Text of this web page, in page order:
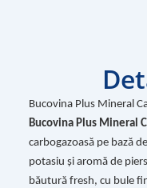
Bucovina Plus Mineral
Bucovina Plus Mineral
carbogazoasă pe bază
potasiu și aromă de
băutură fresh, cu bule